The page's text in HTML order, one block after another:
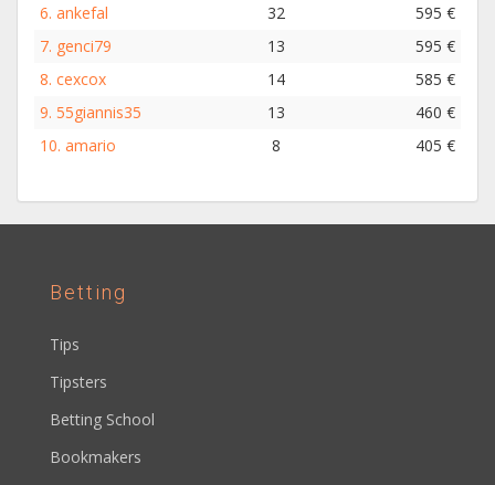
6. ankefal 32
595 €
7. genci79 13
595 €
8. cexcox 14
585 €
9. 55giannis35 13
460 €
10. amario 8 405 €
Betting
Tips
Tipsters
Betting School
Bookmakers